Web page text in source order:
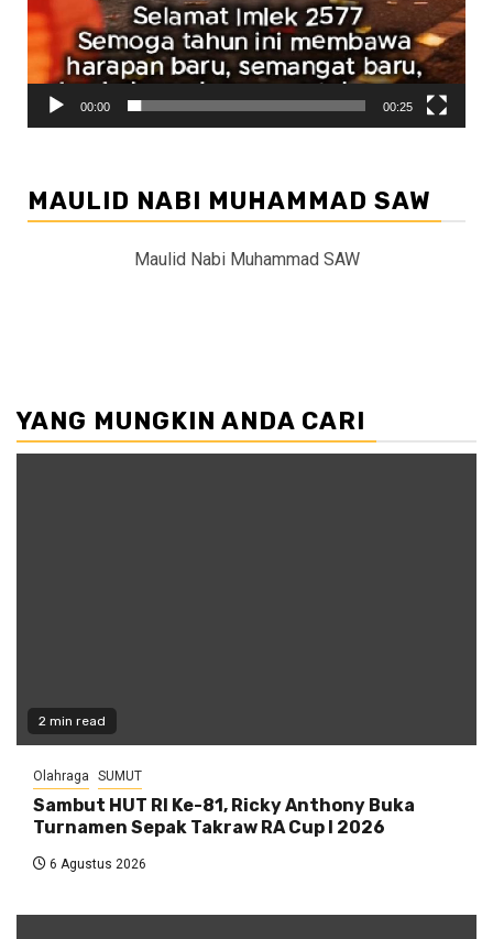
00:00 00:25
MAULID NABI MUHAMMAD SAW
Maulid Nabi Muhammad SAW
YANG MUNGKIN ANDA CARI
2 min read
Olahraga SUMUT
Sambut HUT RI Ke-81, Ricky Anthony Buka
Turnamen Sepak Takraw RA Cup I 2026
6 Agustus 2026